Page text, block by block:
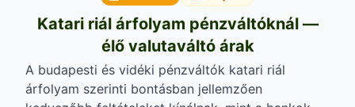
Katari riál árfolyam pénzváltóknál —
élő valutaváltó árak
A budapesti és vidéki pénzváltók katari riál
árfolyam szerinti bontásban jellemzően